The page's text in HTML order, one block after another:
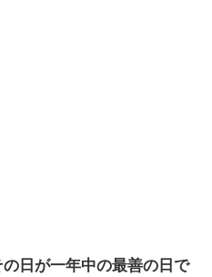
の日が一年中の最善の日で